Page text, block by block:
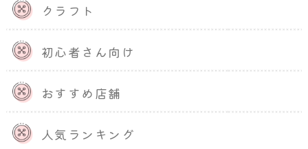
クラフト
初心者さん向け
おすすめ店舗
人気ランキング
既製品を、そのままハンドメイド作品として販売するこ
とは避けましょう。また、
ものや、一部を変えただけのものをハンドメイド作品と